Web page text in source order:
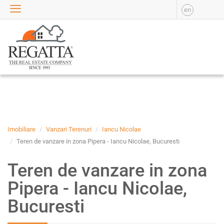
en
Imobiliare Vanzari Terenuri
Iancu Nicolae
Teren de vanzare in zona Pipera - Iancu Nicolae, Bucuresti
Teren de vanzare in zona
Pipera - Iancu Nicolae,
Bucuresti
VANZARE
APARTAMENTE DE
VANZARE
APARTAMENTE NOI DE
VANZARE
SPATII INDUSTRIALE DE
TERENURI DE VANZARE
INCHIRIERE
APARTAMENTE DE
INCHIRIAT